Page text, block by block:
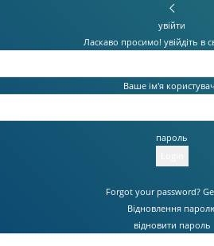
увійти
Ласкаво просимо! увійдіть в
Ваше ім'я
пароль
Forgot your password?
Відновлення
відновити пароль